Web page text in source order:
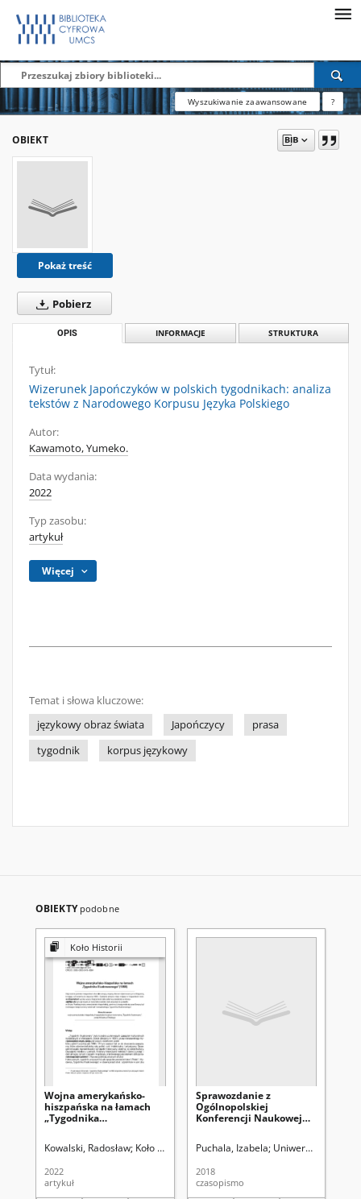
Wyszukiwanie zaawansowane ?
OBIEKT
Pokaż treść
Pobierz
OPIS INFORMACJE STRUKTURA
Tytuł:
Wizerunek Japończyków w polskich tygodnikach: analiza
tekstów z Narodowego Korpusu Języka Polskiego
Autor:
Kawamoto, Yumeko.
Data wydania:
2022
Typ zasobu:
artykuł
Więcej
Temat i słowa kluczowe:
językowy obraz świata
Japończycy
prasa
tygodnik
korpus językowy
OBIEKTY podobne
Koło Historii
Wojna amerykańsko-
hiszpańska na łamach
„Tygodnika
Kowalski, Radosław Koło Naukowe Historyków Studentów UMCS
2022
artykuł
Sprawozdanie z
Ogólnopolskiej
Konferencji Naukowej
opowiadania i
29 maja 2018 roku,
Białka
Puchala, Izabela Uniwersytet Marii
2018
czasopismo